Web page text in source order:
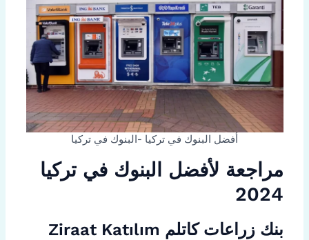
أفضل البنوك في تركيا -البنوك في تركيا
مراجعة لأفضل البنوك في تركيا
2024
بنك زراعات كاتلم Ziraat Katılım